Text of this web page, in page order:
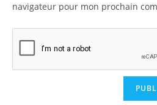
navigateur pour mon prochain